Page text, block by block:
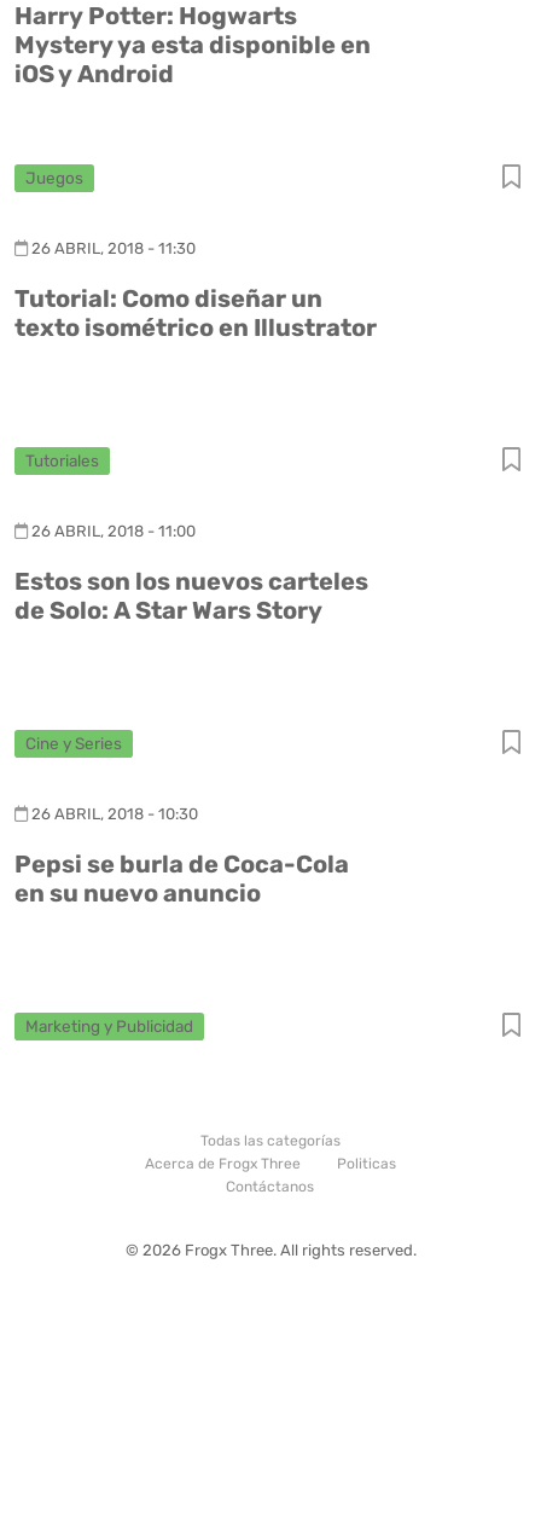
Harry Potter: Hogwarts
Mystery ya esta disponible en
iOS y Android
Juegos
26 ABRIL, 2018 - 11:30
Tutorial: Como diseñar un
texto isométrico en Illustrator
Tutoriales
26 ABRIL, 2018 - 11:00
Estos son los nuevos carteles
de Solo: A Star Wars Story
Cine y Series
26 ABRIL, 2018 - 10:30
Pepsi se burla de Coca-Cola
en su nuevo anuncio
Marketing y Publicidad
Todas las categorías
Acerca de Frogx Three
Politicas
Contáctanos
© 2026 Frogx Three. All rights reserved.